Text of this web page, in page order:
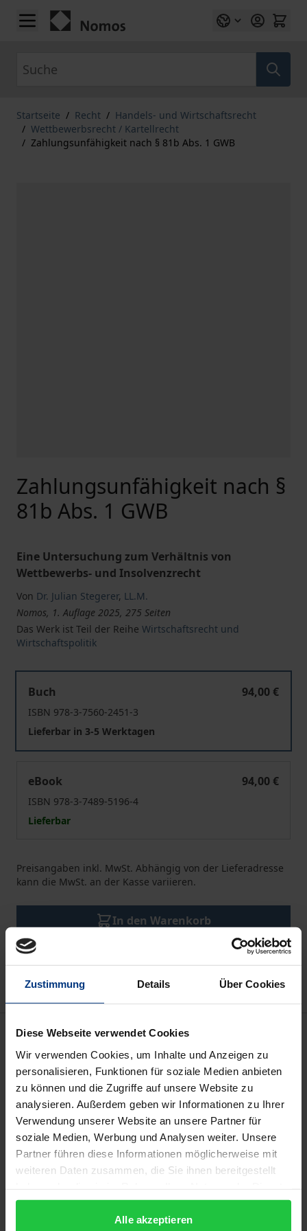
Zustimmung Details Über Cookies
Diese Webseite verwendet Cookies
Wir verwenden Cookies, um Inhalte und Anzeigen zu
personalisieren, Funktionen für soziale Medien anbieten
zu können und die Zugriffe auf unsere Website zu
analysieren. Außerdem geben wir Informationen zu Ihrer
Verwendung unserer Website an unsere Partner für
soziale Medien, Werbung und Analysen weiter. Unsere
Partner führen diese Informationen möglicherweise mit
weiteren Daten zusammen, die Sie ihnen bereitgestellt
gesammelt haben.
Alle akzeptieren
Zum Inhalt springen
Startseite / Recht / Handels- und Wirtschaftsrecht
/ Wettbewerbsrecht / Kartellrecht
/ Zahlungsunfähigkeit nach § 81b Abs. 1 GWB
Zahlungsunfähigkeit nach §
81b Abs. 1 GWB
Eine Untersuchung zum Verhältnis von
Wettbewerbs- und Insolvenzrecht
Von Dr. Julian Stegerer, LL.M.
Nomos, 1. Auflage 2025, 275 Seiten
Das Werk ist Teil der Reihe Wirtschaftsrecht und
Wirtschaftspolitik
Buch
94,00 €
ISBN 978-3-7560-2451-3
Lieferbar in 3-5 Werktagen
eBook
94,00 €
ISBN 978-3-7489-5196-4
Lieferbar
Preisangaben inkl. MwSt. Abhängig von der Lieferadresse
kann die MwSt. an der Kasse variieren.
In den Warenkorb
Zur Wunschliste hinzufügen
Beschreibung
Das Wettbewerbs- und Insolvenzrecht lassen sich
anhand der jeweiligen Regelungsbereiche
voneinander abgrenzen. Während das
Wettbewerbsrecht Verfälschungen des
Wettbewerbs vermeiden soll, ist die effektive
Bereinigung des Marktes von nicht
Anlass zur Neubewertung dieses Verhältnisses gibt